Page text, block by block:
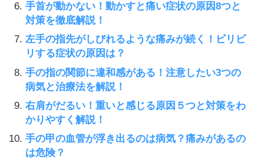
手首が動かない！動かすと痛い症状の原因8つと
対策を徹底解説！
左手の指先がしびれるような痛みが続く！ビリビ
リする症状の原因は？
手の指の関節に違和感がある！注意したい3つの
病気と治療法を解説！
右肩がだるい！重いと感じる原因５つと対策をわ
かりやすく解説！
手の甲の血管が浮き出るのは病気？痛みがあるの
は危険？